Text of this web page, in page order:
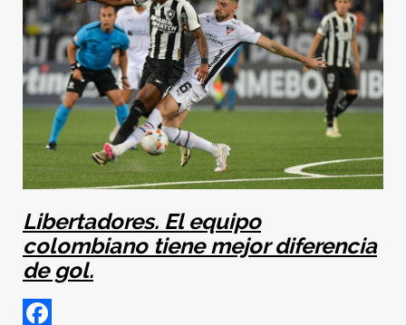
Libertadores. El equipo
colombiano tiene mejor diferencia
de gol.